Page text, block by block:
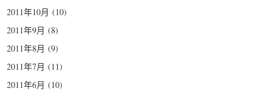
2011年10月 (10)
2011年9月 (8)
2011年8月 (9)
2011年7月 (11)
2011年6月 (10)